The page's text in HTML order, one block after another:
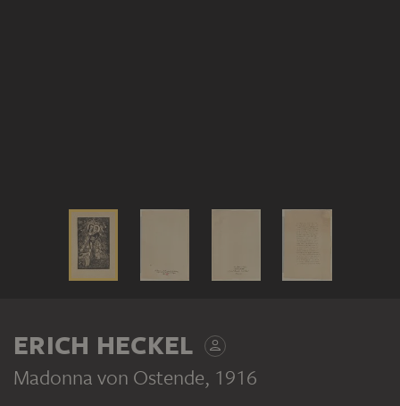
ERICH HECKEL
Madonna von Ostende, 1916